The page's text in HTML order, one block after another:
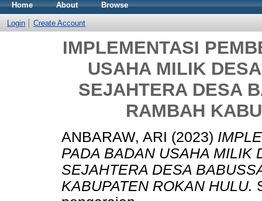
Home About Browse
Login Create Account
IMPLEMENTASI
USAHA MILIK
SEJAHTERA DESA
RAMBAH
ANBARAW, ARI (2023)
PADA BADAN USAHA MILIK
SEJAHTERA DESA
KABUPATEN ROKAN HULU.